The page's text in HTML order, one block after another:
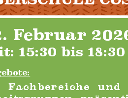
Coswig